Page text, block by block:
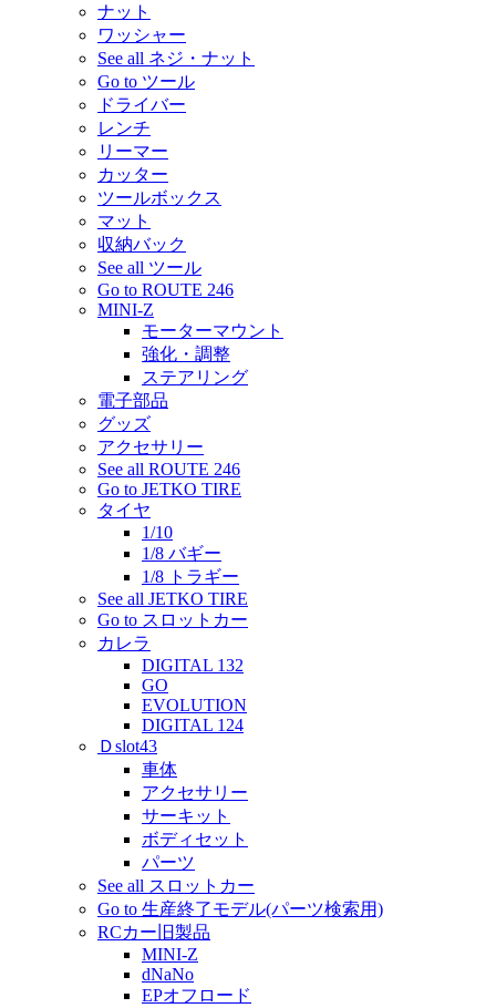
ナット
ワッシャー
See all ネジ・ナット
Go to ツール
ドライバー
レンチ
リーマー
カッター
ツールボックス
マット
収納バック
See all ツール
Go to ROUTE 246
MINI-Z
モーターマウント
強化・調整
ステアリング
電子部品
グッズ
アクセサリー
See all ROUTE 246
Go to JETKO TIRE
タイヤ
1/10
1/8 バギー
1/8 トラギー
See all JETKO TIRE
Go to スロットカー
カレラ
DIGITAL 132
GO
EVOLUTION
DIGITAL 124
Ｄslot43
車体
アクセサリー
サーキット
ボディセット
パーツ
See all スロットカー
Go to 生産終了モデル(パーツ検索用)
RCカー旧製品
MINI-Z
dNaNo
EPオフロード